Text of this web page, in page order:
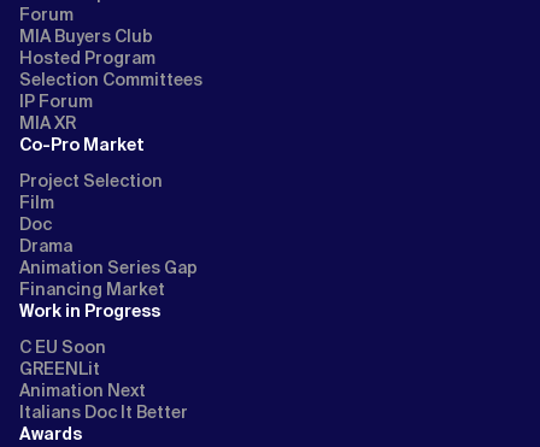
Forum
MIA Buyers Club
Hosted Program
Selection Committees
IP Forum
MIA XR
Co-Pro Market
Project Selection
Film
Doc
Drama
Animation Series Gap
Financing Market
Work in Progress
C EU Soon
GREENLit
Animation Next
Italians Doc It Better
Awards